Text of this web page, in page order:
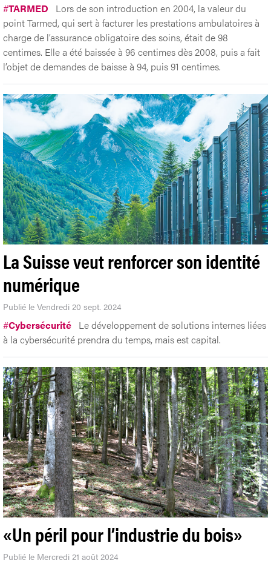
#TARMED
Lors de son introduction en 2004, la valeur du
point Tarmed, qui sert à facturer les prestations ambulatoires à
charge de l’assurance obligatoire des soins, était de 98
centimes. Elle a été baissée à 96 centimes dès 2008, puis a fait
l’objet de demandes de baisse à 94, puis 91 centimes.
La Suisse veut renforcer son identité
numérique
Publié le Vendredi 20 sept. 2024
#Cybersécurité Le développement de solutions internes liées
à la cybersécurité prendra du temps, mais est capital.
«Un péril pour l’industrie du bois»
Publié le Mercredi 21 août 2024